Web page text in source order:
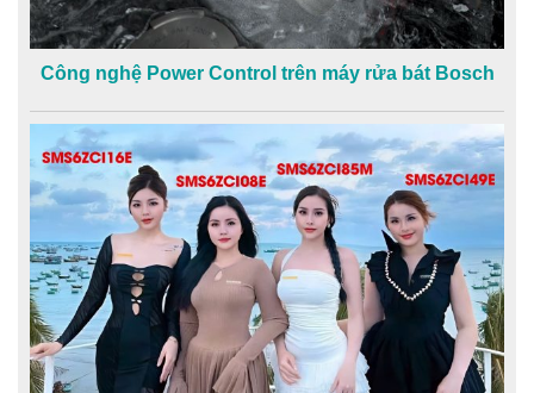
Công nghệ Power Control trên máy rửa bát Bosch